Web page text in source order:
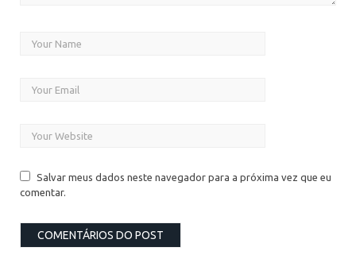
Salvar meus dados neste navegador para a próxima vez que eu
comentar.